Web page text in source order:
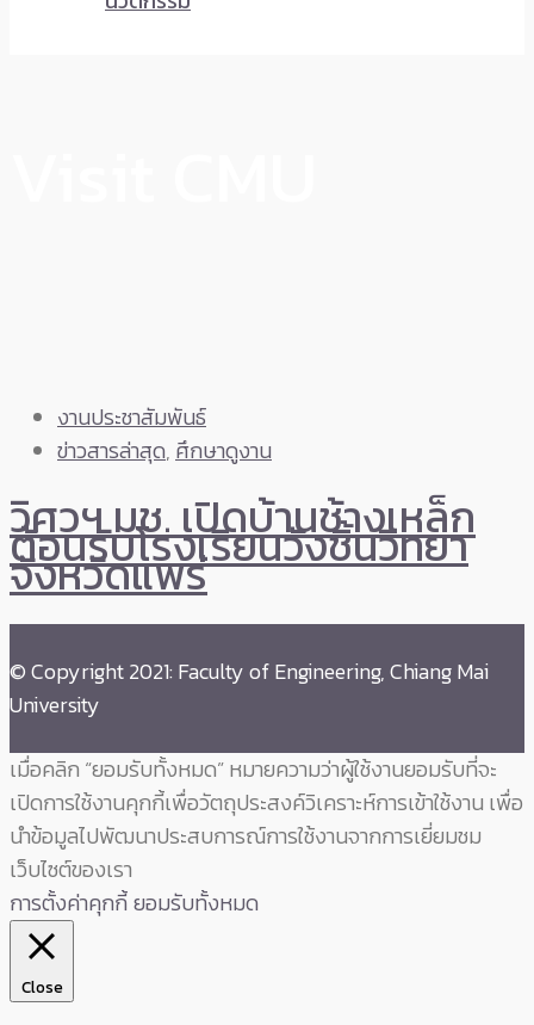
งานประชาสัมพันธ์
ข่าวสารล่าสุด, ศึกษาดูงาน
วิศวฯ มช. เปิดบ้านช้างเหล็ก
ต้อนรับโรงเรียนวังชิ้นวิทยา
จังหวัดแพร่
© Copyright 2021: Faculty of Engineering, Chiang Mai
University
เมื่อคลิก “ยอมรับทั้งหมด” หมายความว่าผู้ใช้งานยอมรับที่จะ
เปิดการใช้งานคุกกี้เพื่อวัตถุประสงค์วิเคราะห์การเข้าใช้งาน เพื่อ
นำข้อมูลไปพัฒนาประสบการณ์การใช้งานจากการเยี่ยมชม
เว็บไซต์ของเรา
การตั้งค่าคุกกี้ยอมรับทั้งหมด
Close